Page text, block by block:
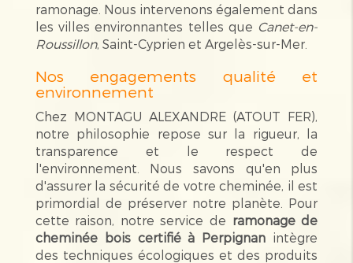
ramonage. Nous intervenons également dans
les villes environnantes telles que Canet-en-
Roussillon, Saint-Cyprien et Argelès-sur-Mer.
Nos engagements qualité et
environnement
Chez MONTAGU ALEXANDRE (ATOUT FER),
notre philosophie repose sur la rigueur, la
transparence et le respect de
l'environnement. Nous savons qu'en plus
d'assurer la sécurité de votre cheminée, il est
primordial de préserver notre planète. Pour
cette raison, notre service de ramonage de
cheminée bois certifié à Perpignan intègre
des techniques écologiques et des produits